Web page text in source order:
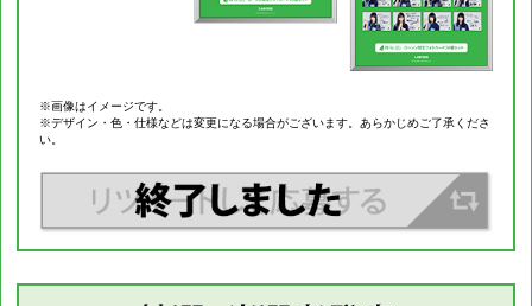
※画像はイメージです。
※デザイン・色・仕様などは変更になる場合がございます。あらかじめご了承くださ
い。